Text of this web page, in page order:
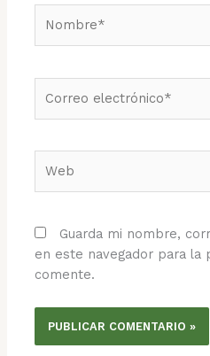
electrónico*
Guarda mi nombre,
en este navegador para la
comente.